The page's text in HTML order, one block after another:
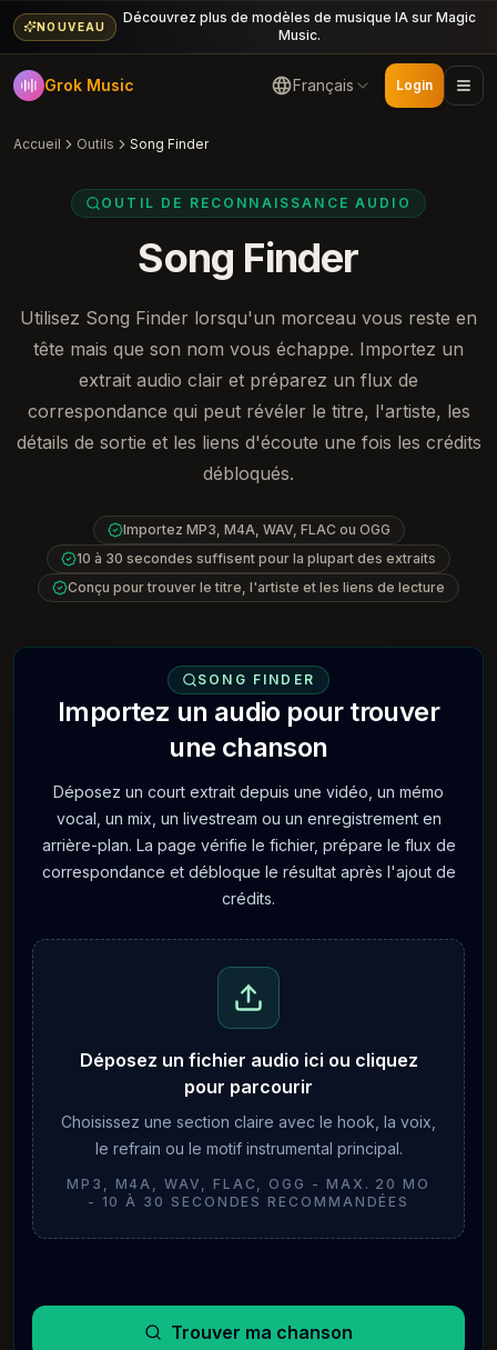
NOUVEAU
Découvrez plus de modèles de musique IA sur Magic
Music.
Grok Music Français Login
Accueil Outils Song Finder
OUTIL DE RECONNAISSANCE AUDIO
Song Finder
Utilisez Song Finder lorsqu'un morceau vous reste en
tête mais que son nom vous échappe. Importez un
extrait audio clair et préparez un flux de
correspondance qui peut révéler le titre, l'artiste, les
détails de sortie et les liens d'écoute une fois les crédits
débloqués.
Importez MP3, M4A, WAV, FLAC ou OGG
10 à 30 secondes suffisent pour la plupart des extraits
Conçu pour trouver le titre, l'artiste et les liens de lecture
SONG FINDER
Importez un audio pour trouver
une chanson
Déposez un court extrait depuis une vidéo, un mémo
vocal, un mix, un livestream ou un enregistrement en
arrière-plan. La page vérifie le fichier, prépare le flux de
correspondance et débloque le résultat après l'ajout de
crédits.
Déposez un fichier audio ici ou cliquez
pour parcourir
Choisissez une section claire avec le hook, la voix,
le refrain ou le motif instrumental principal.
MP3, M4A, WAV, FLAC, OGG - MAX. 20 MO
- 10 À 30 SECONDES RECOMMANDÉES
Trouver ma chanson